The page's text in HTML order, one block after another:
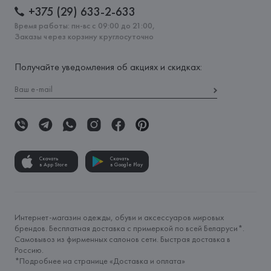
+375 (29) 633-2-633
Время работы: пн-вс с 09:00 до 21:00,
Заказы через корзину круглосуточно
Получайте уведомления об акциях и скидках:
Скачать
в App Store
Скачать
в Google Play
Интернет-магазин одежды, обуви и аксессуаров мировых
брендов. Бесплатная доставка с примеркой по всей Беларуси*.
Самовывоз из фирменных салонов сети. Быстрая доставка в
Россию.
*Подробнее на странице «Доставка и оплата»